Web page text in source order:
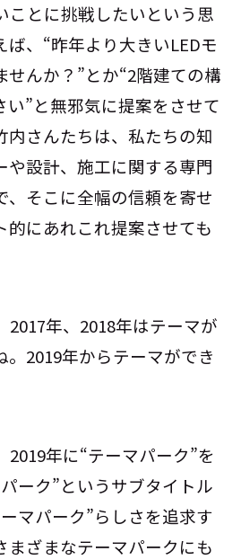
ことに挑戦したいという思
ば、“昨年より大きいLEDモ
せんか？”とか“2階建ての構
い”と無邪気に提案をさせて
内さんたちは、私たちの知
や設計、施工に関する専門
、そこに全幅の信頼を寄せ
的にあれこれ提案させても
2017年、2018年はテーマが
。2019年からテーマができ
2019年に“テーマパーク”を
ーク”というサブタイトル
マパーク”らしさを追求す
まざまなテーマパークにも